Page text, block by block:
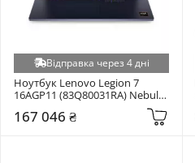
Відправка через 4 дні
Ноутбук Lenovo Legion 7
16AGP11 (83Q80031RA) Nebula
167 046 ₴